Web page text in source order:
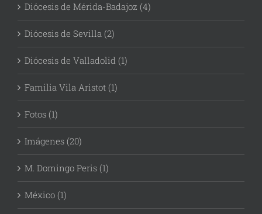
Diócesis de Mérida-Badajoz (4)
Diócesis de Sevilla (2)
Diócesis de Valladolid (1)
Familia Vila Aristot (1)
Fotos (1)
Imágenes (20)
M. Domingo Peris (1)
México (1)